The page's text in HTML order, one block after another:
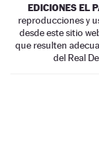
EDICIONES EL
reproducciones y
desde este sitio
que resulten
del Real